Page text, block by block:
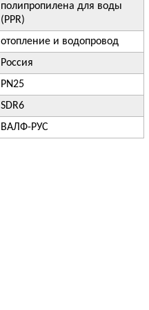
полипропилена для воды
(PPR)
отопление и водопровод
Россия
PN25
SDR6
ВАЛФ-РУС